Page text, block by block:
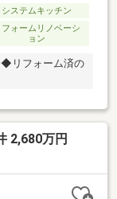
システムキッチン
フォームリノベーシ
ョン
◆リフォーム済の
2,680万円